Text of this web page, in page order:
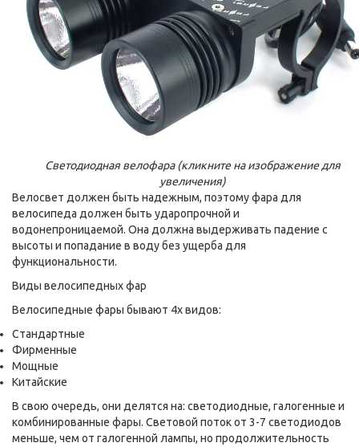
Светодиодная велофара (кликните на изображение для
увеличения)
Велосвет должен быть надежным, поэтому фара для
велосипеда должен быть ударопрочной и
водонепроницаемой. Она должна выдерживать падение с
высоты и попадание в воду без ущерба для
функциональности.
Виды велосипедных фар
Велосипедные фары бывают 4х видов:
Стандартные
Фирменные
Мощные
Китайские
В свою очередь, они делятся на: светодиодные, галогенные и
комбинированные фары. Световой поток от 3-7 светодиодов
меньше, чем от галогенной лампы, но продолжительность